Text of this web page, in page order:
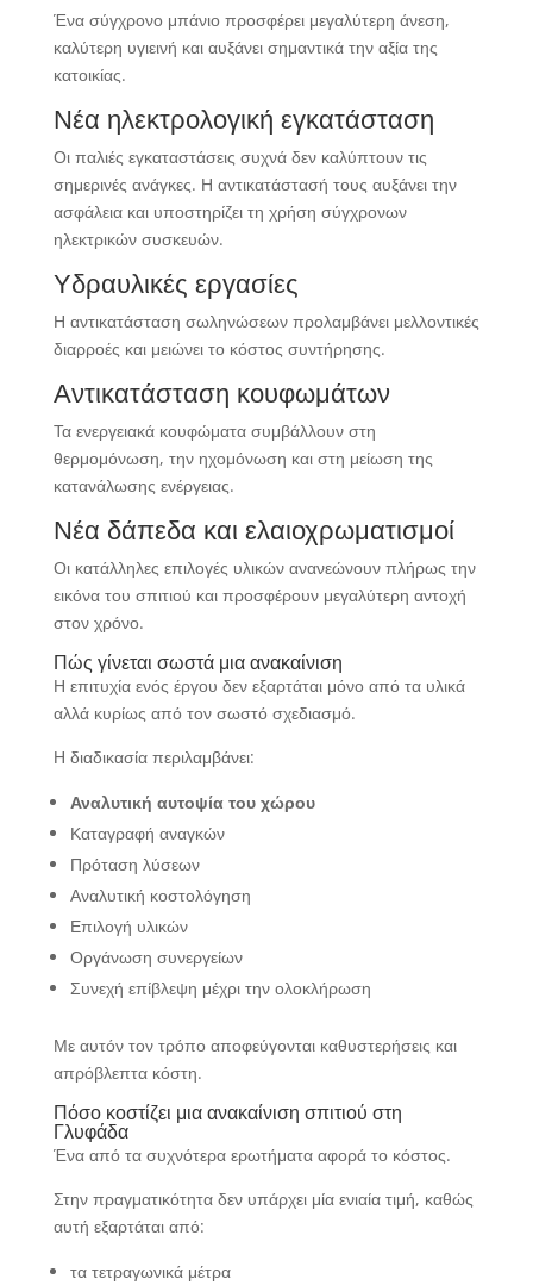
Ένα σύγχρονο μπάνιο προσφέρει μεγαλύτερη άνεση,
καλύτερη υγιεινή και αυξάνει σημαντικά την αξία της
κατοικίας.
Νέα ηλεκτρολογική εγκατάσταση
Οι παλιές εγκαταστάσεις συχνά δεν καλύπτουν τις
σημερινές ανάγκες. Η αντικατάστασή τους αυξάνει την
ασφάλεια και υποστηρίζει τη χρήση σύγχρονων
ηλεκτρικών συσκευών.
Υδραυλικές εργασίες
Η αντικατάσταση σωληνώσεων προλαμβάνει μελλοντικές
διαρροές και μειώνει το κόστος συντήρησης.
Αντικατάσταση κουφωμάτων
Τα ενεργειακά κουφώματα συμβάλλουν στη
θερμομόνωση, την ηχομόνωση και στη μείωση της
κατανάλωσης ενέργειας.
Νέα δάπεδα και ελαιοχρωματισμοί
Οι κατάλληλες επιλογές υλικών ανανεώνουν πλήρως την
εικόνα του σπιτιού και προσφέρουν μεγαλύτερη αντοχή
στον χρόνο.
Πώς γίνεται σωστά μια ανακαίνιση
Η επιτυχία ενός έργου δεν εξαρτάται μόνο από τα υλικά
αλλά κυρίως από τον σωστό σχεδιασμό.
Η διαδικασία περιλαμβάνει:
Αναλυτική αυτοψία του χώρου
Καταγραφή αναγκών
Πρόταση λύσεων
Αναλυτική κοστολόγηση
Επιλογή υλικών
Οργάνωση συνεργείων
Συνεχή επίβλεψη μέχρι την ολοκλήρωση
Με αυτόν τον τρόπο αποφεύγονται καθυστερήσεις και
απρόβλεπτα κόστη.
Πόσο κοστίζει μια ανακαίνιση σπιτιού στη
Γλυφάδα
Ένα από τα συχνότερα ερωτήματα αφορά το κόστος.
Στην πραγματικότητα δεν υπάρχει μία ενιαία τιμή, καθώς
αυτή εξαρτάται από:
τα τετραγωνικά μέτρα